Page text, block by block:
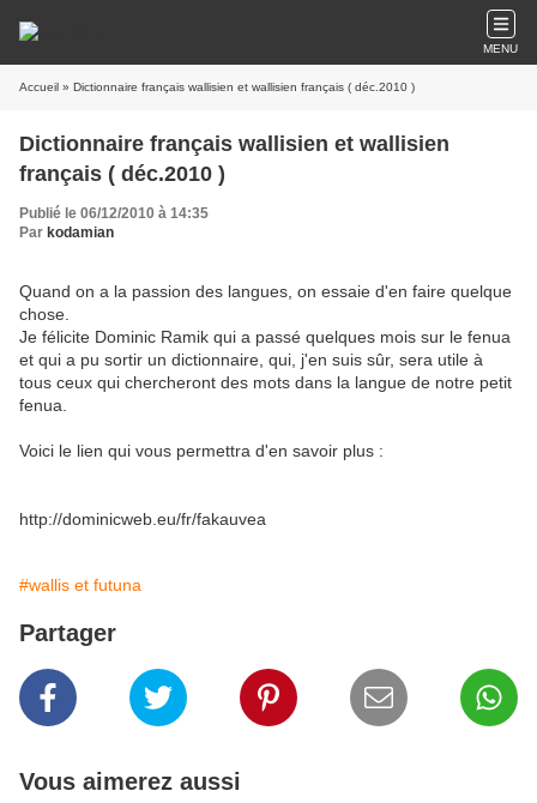
MENU
Accueil » Dictionnaire français wallisien et wallisien français ( déc.2010 )
Dictionnaire français wallisien et wallisien
français ( déc.2010 )
Publié le 06/12/2010 à 14:35
Par kodamian
Quand on a la passion des langues, on essaie d'en faire quelque
chose.
Je félicite Dominic Ramik qui a passé quelques mois sur le fenua
et qui a pu sortir un dictionnaire, qui, j'en suis sûr, sera utile à
tous ceux qui chercheront des mots dans la langue de notre petit
fenua.
Voici le lien qui vous permettra d'en savoir plus :
http://dominicweb.eu/fr/fakauvea
#wallis et futuna
Partager
Vous aimerez aussi